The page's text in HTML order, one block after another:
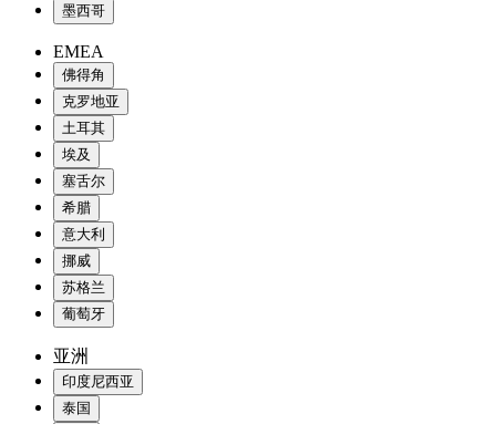
墨西哥
EMEA
佛得角
克罗地亚
土耳其
埃及
塞舌尔
希腊
意大利
挪威
苏格兰
葡萄牙
亚洲
印度尼西亚
泰国